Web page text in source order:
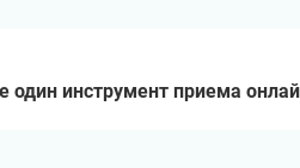
инструмент приема